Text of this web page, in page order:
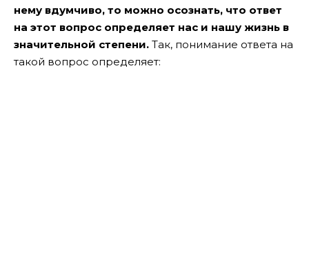
нему вдумчиво, то можно осознать, что ответ
на этот вопрос определяет нас и нашу жизнь в
значительной степени. Так, понимание ответа на
такой вопрос определяет: